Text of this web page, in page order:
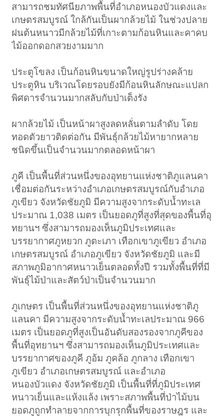
สามารถชมทัศนียภาพพื้นที่อำเภอหนองบัวแดงและ
เกษตรสมบูรณ์ ใกล้กันเป็นผากล้วยไม้ ในช่วงปลาย
ฝนต้นหนาวมีกล้วยไม้ที่เกาะตามก้อนหินและคาคบ
ไม้ออกดอกสวยงามมาก
ประตูโขลง เป็นก้อนหินขนาดใหญ่รูปร่างคล้าย
ประตูหิน บริเวณโดยรอบยังมีก้อนหินลักษณะแปลก
พิศดารจำนวนมากสลับกับป่าเต็งรัง
ผากล้วยไม้ เป็นหน้าผาสูงลดหลั่นตามลำดับ โดย
ทอดตัวยาวติดต่อกัน มีพันธุ์กล้วยไม้หายากหลาย
ชนิดขึ้นเป็นจำนวนมากตลอดหน้าผา
ภูคี เป็นพื้นที่ส่วนหนึ่งของอุทยานแห่งชาติภูแลนคา
เชื่อมต่อกันระหว่างอำเภอเกษตรสมบูรณ์กับอำเภอ
ภูเขียว จังหวัดชัยภูมิ มีความสูงจากระดับน้ำทะเล
ประมาณ 1,038 เมตร เป็นยอดภูที่สูงที่สุดของพื้นที่อุ
ทยานฯ ซึ่งสามารถมองเห็นภูมิประเทศและ
บรรยากาศภูหยวก ภูตะเภา เทือกเขาภูเขียว อำเภอ
เกษตรสมบูรณ์ อำเภอภูเขียว จังหวัดชัยภูมิ และมี
สภาพภูมิอากาศหนาวเย็นตลอดทั้งปี รวมทั้งพื้นที่ที่มี
พันธุ์ไม้ป่าและสัตว์ป่าเป็นจำนวนมาก
ภูเกษตร เป็นพื้นที่ส่วนหนึ่งของอุทยานแห่งชาติภู
แลนคา มีความสูงจากระดับน้ำทะเลประมาณ 966
เมตร เป็นยอดภูที่สูงเป็นอันดับสองรองจากภูคีของ
พื้นที่อุทยานฯ ซึ่งสามารถมองเห็นภูมิประเทศและ
บรรยากาศของภูคี ภูอ้ม ภูคล้อ ภูกลาง เทือกเขา
ภูเขียว อำเภอเกษตรสมบูรณ์ และอำเภอ
หนองบัวแดง จังหวัดชัยภูมิ เป็นพื้นที่ที่ภูมิประเทศ
หนาวเย็นและแห้งแล้ง เพราะสภาพพื้นที่ป่าไม้บน
ยอดภูถูกทำลายจากการบุกรุกพื้นที่ของราษฎร และ